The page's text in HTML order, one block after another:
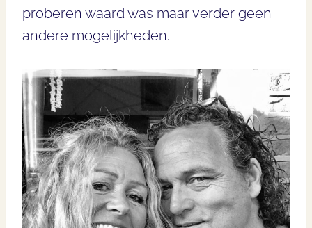
proberen waard was maar verder geen
andere mogelijkheden.